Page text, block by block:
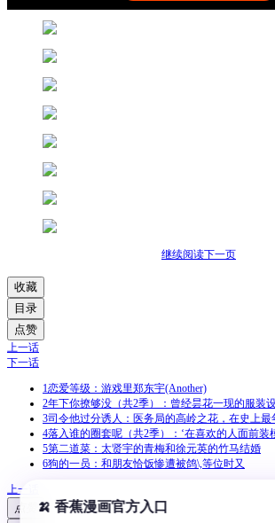
继续阅读下一页
收藏
目录
点赞
上一话
下一话
1恋爱等级：游戏里郑东宇(Another)
2年下你撩够没（共2季）：曾经昙花一现的服装
3司令他过分诱人：医务局的高岭之花，在史上最
4落入谁的圈套呢（共2季）：‘在喜欢的人面前装
5第二道菜：太贤宇的青梅和徐元英的竹马结婚
6狗的一员：和朋友恰饭惨遭被鸽\,等位时又
上一话
点赞
🍌 香蕉漫画官方入口